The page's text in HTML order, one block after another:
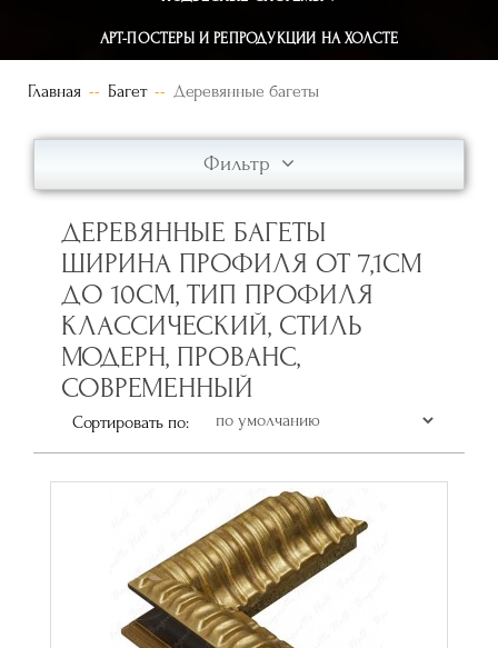
АРТ-ПОСТЕРЫ И РЕПРОДУКЦИИ НА ХОЛСТЕ
Главная Багет Деревянные багеты
Фильтр
ДЕРЕВЯННЫЕ БАГЕТЫ
ШИРИНА ПРОФИЛЯ ОТ 7,1СМ
ДО 10СМ, ТИП ПРОФИЛЯ
КЛАССИЧЕСКИЙ, СТИЛЬ
МОДЕРН, ПРОВАНС,
СОВРЕМЕННЫЙ
Сортировать по: